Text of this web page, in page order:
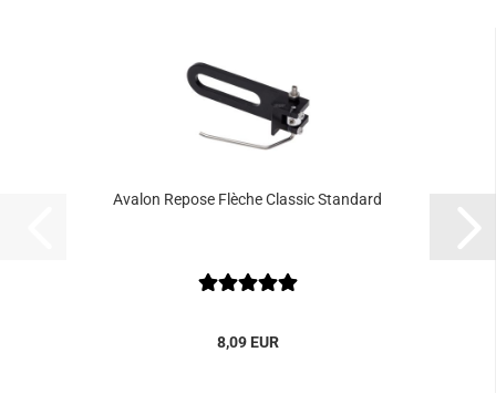
Avalon Repose Flèche Classic Standard
8,09 EUR